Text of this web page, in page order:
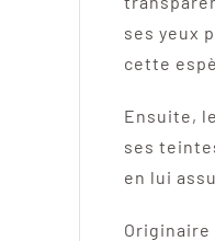
ses yeux
cette
Ensuite,
ses
en lui
Originaire